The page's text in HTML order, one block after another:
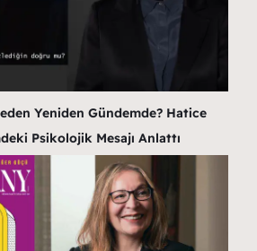
Yeniden Gündemde? Hatice
Psikolojik Mesajı Anlattı